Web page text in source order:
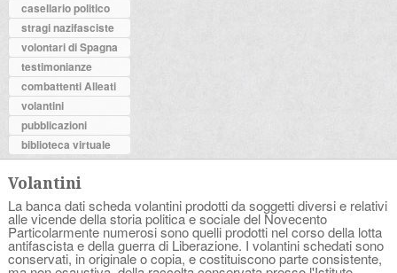
casellario politico
stragi nazifasciste
volontari di Spagna
testimonianze
combattenti Alleati
volantini
pubblicazioni
biblioteca virtuale
Volantini
La banca dati scheda volantini prodotti da soggetti diversi e relativi
alle vicende della storia politica e sociale del Novecento
Particolarmente numerosi sono quelli prodotti nel corso della lotta
antifascista e della guerra di Liberazione. I volantini schedati sono
conservati, in originale o copia, e costituiscono parte consistente,